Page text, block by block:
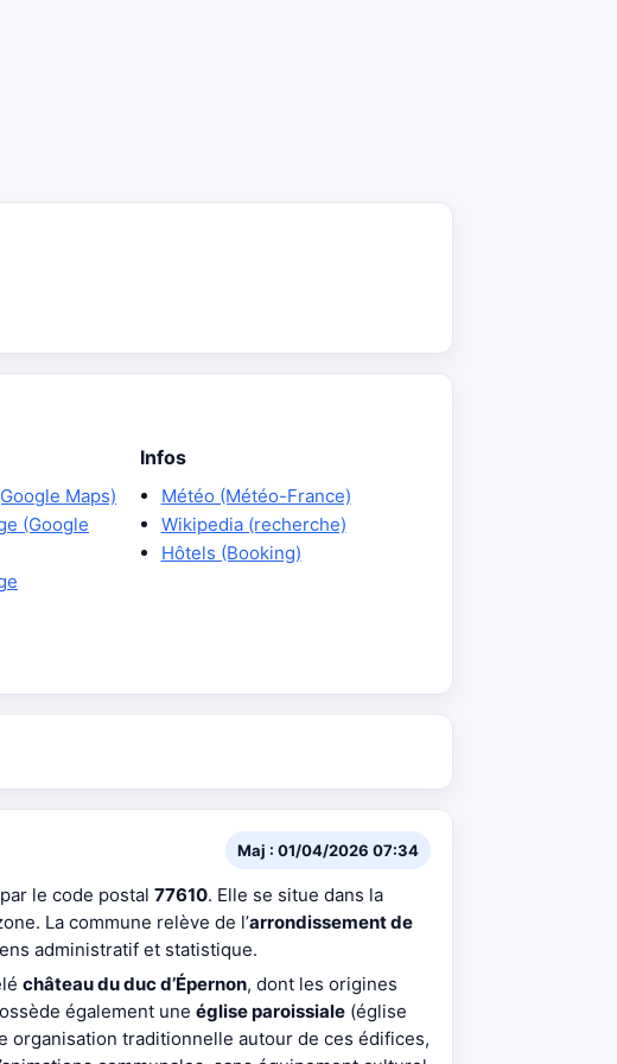
Maps)
(Google
Infos
Météo (Météo-France)
Wikipedia (recherche)
Hôtels (Booking)
Maj : 01/04/2026 07:34
le code postal 77610. Elle se situe dans la
La commune relève de l’arrondissement de
administratif et statistique.
château du duc d’Épernon, dont les origines
également une église paroissiale (église
organisation traditionnelle autour de ces édifices,